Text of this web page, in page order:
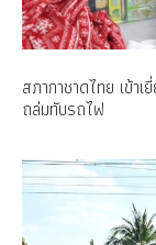
สภากาชาดไทย เข้า
ถล่มทับรถไฟ